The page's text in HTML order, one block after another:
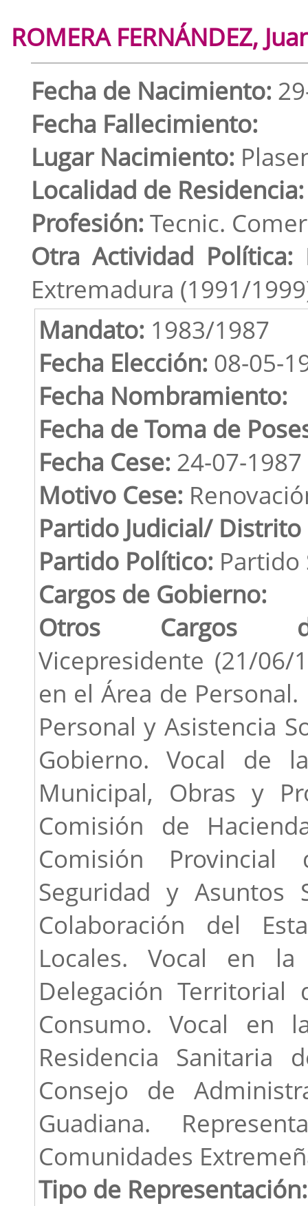
ROMERA FERNÁNDEZ,
Fecha de Nacimiento:
Fecha Fallecimiento:
Lugar Nacimiento:
Localidad de Residencia:
Profesión: Tecnic.
Otra Actividad Política:
Extremadura (1991/
Mandato: 1983/1987
Fecha Elección: 08-05-
Fecha Nombramiento:
Fecha de Toma de
Fecha Cese: 24-07-1987
Motivo Cese:
Partido Judicial/ Distrito
Partido Político: Partido
Cargos de Gobierno:
Otros Cargos de
Vicepresidente (21/06/
en el Área de
Personal y Asistencia
Gobierno. Vocal de
Municipal, Obras y
Comisión de
Comisión
Seguridad y Asuntos
Colaboración del
Locales. Vocal en
Delegación
Consumo. Vocal en
Residencia Sanitaria
Consejo de
Guadiana.
Comunidades
Tipo de Representación: